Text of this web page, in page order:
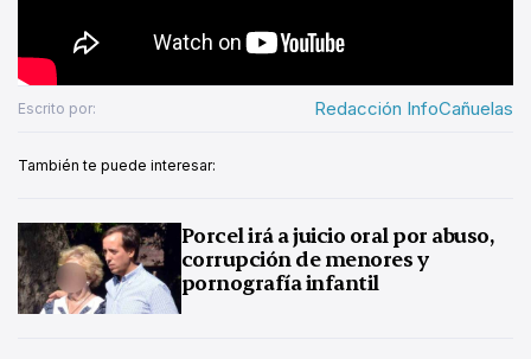
Escrito por: Redacción InfoCañuelas
También te puede interesar:
Porcel irá a juicio oral por abuso,
corrupción de menores y
pornografía infantil